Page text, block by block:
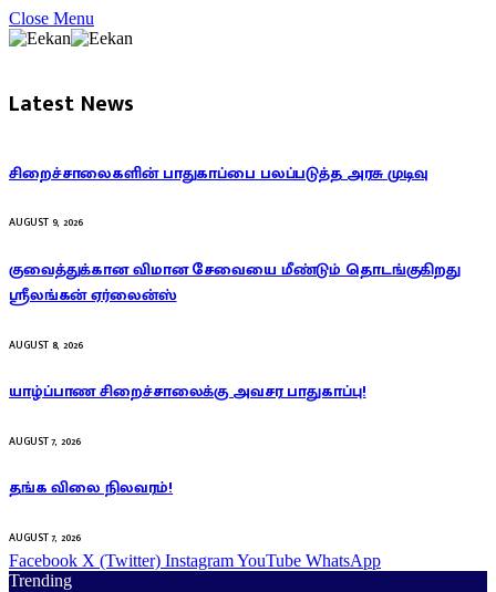
Close Menu
Latest News
சிறைச்சாலைகளின் பாதுகாப்பை பலப்படுத்த அரசு முடிவு
AUGUST 9, 2026
குவைத்துக்கான விமான சேவையை மீண்டும் தொடங்குகிறது
ஸ்ரீலங்கன் ஏர்லைன்ஸ்
AUGUST 8, 2026
யாழ்ப்பாண சிறைச்சாலைக்கு அவசர பாதுகாப்பு!
AUGUST 7, 2026
தங்க விலை நிலவரம்!
AUGUST 7, 2026
Facebook X (Twitter) InstagramYouTube WhatsApp
Trending